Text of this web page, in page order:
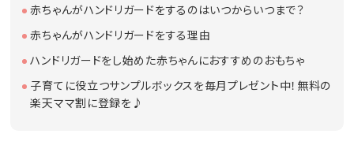
赤ちゃんがハンドリガードをするのはいつからいつまで？
赤ちゃんがハンドリガードをする理由
ハンドリガードをし始めた赤ちゃんにおすすめのおもちゃ
子育てに役立つサンプルボックスを毎月プレゼント中！無料の
楽天ママ割に登録を♪